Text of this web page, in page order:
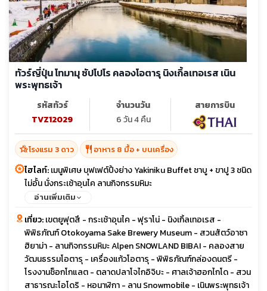
ทัวร์ญี่ปุ่น โทมามุ ซัปโปโร คลองโอตารุ นิงเกิ้ลเทอเรส เนิน
พระพุทธเจ้า
รหัสทัวร์
TVZ12029
จำนวนวัน
6 วัน 4 คืน
สายการบิน
hotel_classโรงแรม 3 ดาว restaurant อาหาร 8 มื้อ + บนเครื่อง
ไฮไลท์:เมนูพิเศษ บุฟเฟต์ปิ้งย่าง Yakiniku Buffet ชาบู + ขาปู 3 ชนิด
ไม่อั้น นั่งกระเช้าอุนไค ลานกิจกรรมหิมะ
อ่านเพิ่มเติม
เที่ยว:เขตยูฟุตสึ - กระเช้าอุนไค - ฟุราโน่ - นิงเกิ้ลเทอเรส -
พิพิธภัณฑ์ Otokoyama Sake Brewery Museum - สวนสัตว์อาซา
ฮิยาม่า - ลานกิจกรรมหิมะ Alpen SNOWLAND BIBAI - คลองสาย
วัฒนธรรมโอตารุ - เครื่องแก้วโอตารุ - พิพิธภัณฑ์กล่องดนตรี -
โรงงานช็อกโกแลต - ตลาดปลาโจไกอิจิบะ - ศาลเจ้าฮอกไกโด - สวน
สาธารณะโอโดริ - หอนาฬิกา - ลาน Snowmobile - เนินพระพุทธเจ้า